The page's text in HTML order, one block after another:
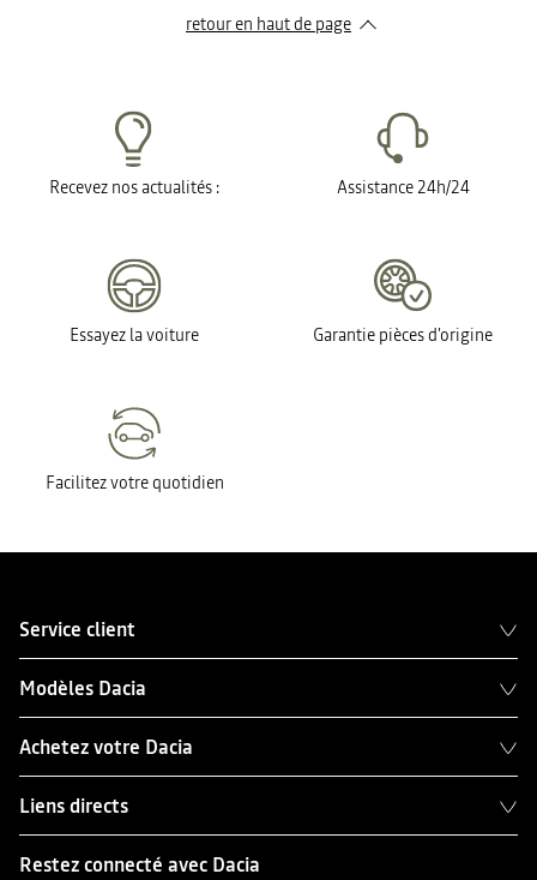
retour en haut de page​
Recevez nos actualités : Assistance 24h/24
Essayez la voiture Garantie pièces d'origine
Facilitez votre quotidien
Service client
Modèles Dacia
Achetez votre Dacia
Liens directs
Restez connecté avec Dacia